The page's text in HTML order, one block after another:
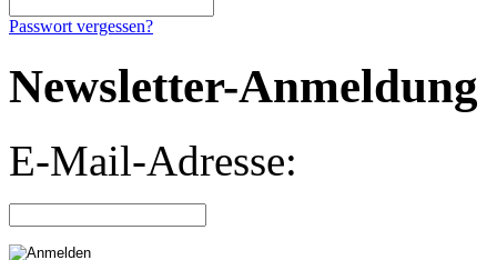
Passwort vergessen?
Newsletter-Anmeldung
E-Mail-Adresse: